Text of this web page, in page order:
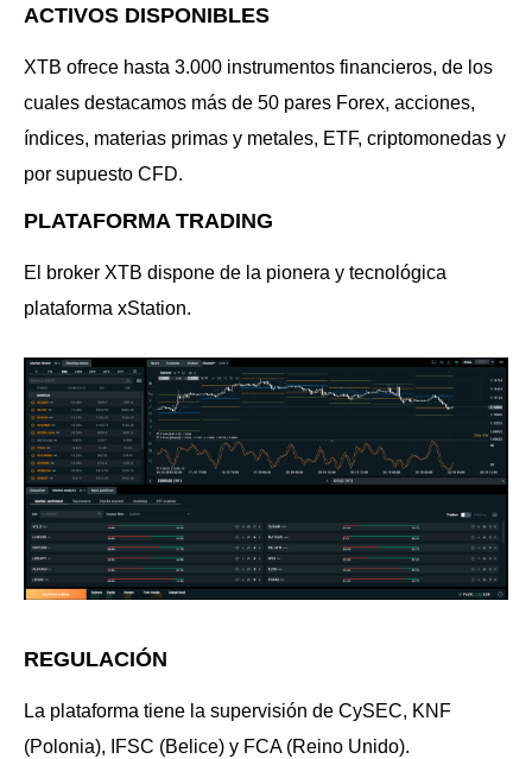
ACTIVOS DISPONIBLES
XTB ofrece hasta 3.000 instrumentos financieros, de los
cuales destacamos más de 50 pares Forex, acciones,
índices, materias primas y metales, ETF, criptomonedas y
por supuesto CFD.
PLATAFORMA TRADING
El broker XTB dispone de la pionera y tecnológica
plataforma xStation.
REGULACIÓN
La plataforma tiene la supervisión de CySEC, KNF
(Polonia), IFSC (Belice) y FCA (Reino Unido).